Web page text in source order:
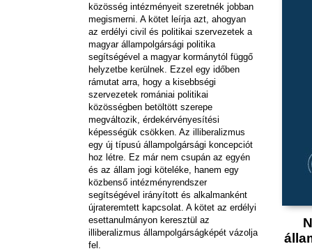
közösség intézményeit szeretnék jobban
megismerni. A kötet leírja azt, ahogyan
az erdélyi civil és politikai szervezetek a
magyar állampolgársági politika
segítségével a magyar kormánytól függő
helyzetbe kerülnek. Ezzel egy időben
rámutat arra, hogy a kisebbségi
szervezetek romániai politikai
közösségben betöltött szerepe
megváltozik, érdekérvényesítési
képességük csökken. Az illiberalizmus
egy új típusú állampolgársági koncepciót
hoz létre. Ez már nem csupán az egyén
és az állam jogi köteléke, hanem egy
közbenső intézményrendszer
segítségével irányított és alkalmanként
újrateremtett kapcsolat. A kötet az erdélyi
esettanulmányon keresztül az
illiberalizmus állampolgárságképét vázolja
fel.